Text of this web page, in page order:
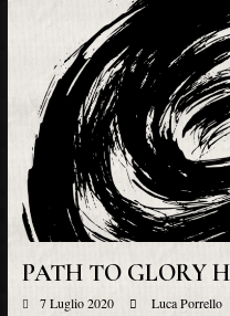
PATH TO GLORY
7 Luglio 2020 Luca Porrello